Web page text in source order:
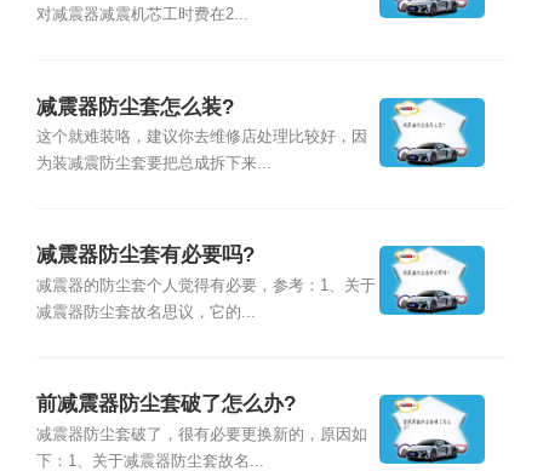
对减震器减震机芯工时费在2...
减震器防尘套怎么装?
这个就难装咯，建议你去维修店处理比较好，因
为装减震防尘套要把总成拆下来...
减震器防尘套有必要吗?
减震器的防尘套个人觉得有必要，参考：1、关于
减震器防尘套故名思议，它的...
前减震器防尘套破了怎么办?
减震器防尘套破了，很有必要更换新的，原因如
下：1、关于减震器防尘套故名...